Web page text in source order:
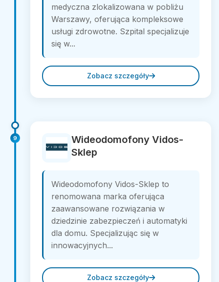
medyczna zlokalizowana w pobliżu
Warszawy, oferująca kompleksowe
usługi zdrowotne. Szpital specjalizuje
się w...
Zobacz szczegóły
9
Wideodomofony Vidos-
Sklep
Wideodomofony Vidos-Sklep to
renomowana marka oferująca
zaawansowane rozwiązania w
dziedzinie zabezpieczeń i automatyki
dla domu. Specjalizując się w
innowacyjnych...
Zobacz szczegóły